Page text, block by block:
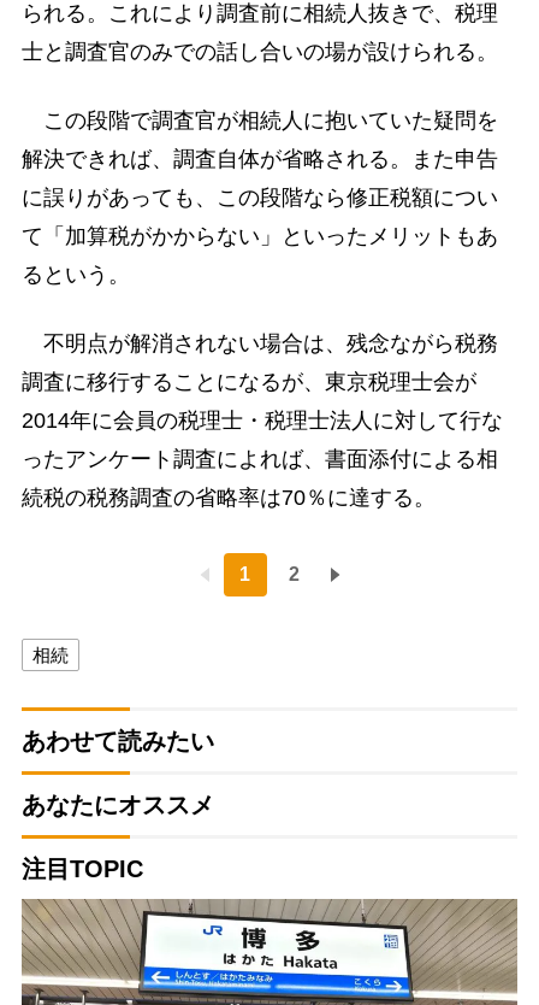
られる。これにより調査前に相続人抜きで、税理
士と調査官のみでの話し合いの場が設けられる。
この段階で調査官が相続人に抱いていた疑問を
解決できれば、調査自体が省略される。また申告
に誤りがあっても、この段階なら修正税額につい
て「加算税がかからない」といったメリットもあ
るという。
不明点が解消されない場合は、残念ながら税務
調査に移行することになるが、東京税理士会が
2014年に会員の税理士・税理士法人に対して行な
ったアンケート調査によれば、書面添付による相
続税の税務調査の省略率は70％に達する。
1 2
相続
あわせて読みたい
あなたにオススメ
注目TOPIC